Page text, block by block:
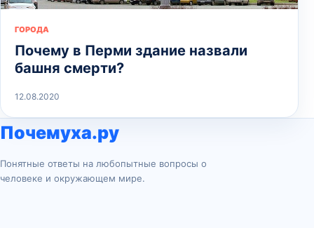
ГОРОДА
Почему в Перми здание назвали
башня смерти?
12.08.2020
Почемуха.ру
Понятные ответы на любопытные вопросы о
человеке и окружающем мире.